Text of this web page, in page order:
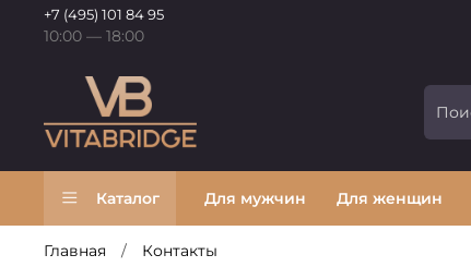
10:00 — 18:00
+7 (495) 101 84 95
Каталог Для мужчин Для женщин
Главная Контакты